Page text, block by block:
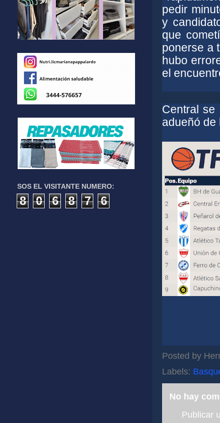
pedir
y
que
ponerse a
hubo
el
Central
adueñó
Posted by
Labels:
No hay
Publicar
SOS EL VISITANTE NUMERO:
8 0 6 8 7 6